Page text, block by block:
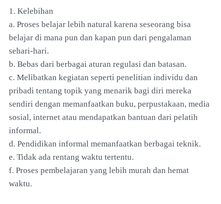
1. Kelebihan
a. Proses belajar lebih natural karena seseorang bisa
belajar di mana pun dan kapan pun dari pengalaman
sehari-hari.
b. Bebas dari berbagai aturan regulasi dan batasan.
c. Melibatkan kegiatan seperti penelitian individu dan
pribadi tentang topik yang menarik bagi diri mereka
sendiri dengan memanfaatkan buku, perpustakaan, media
sosial, internet atau mendapatkan bantuan dari pelatih
informal.
d. Pendidikan informal memanfaatkan berbagai teknik.
e. Tidak ada rentang waktu tertentu.
f. Proses pembelajaran yang lebih murah dan hemat
waktu.